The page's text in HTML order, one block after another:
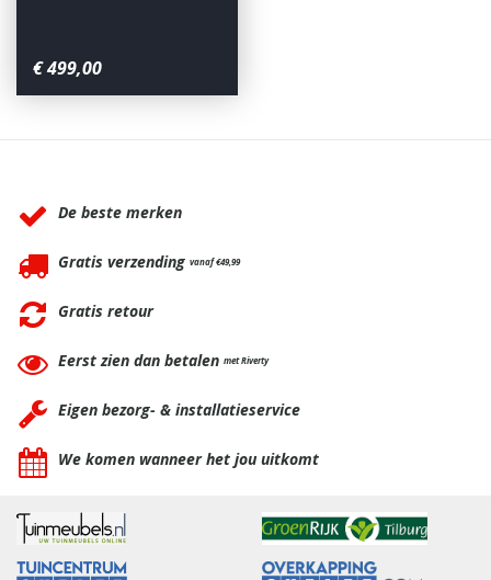
€499,00
De beste merken
Gratis verzending vanaf €49,99
Gratis retour
Eerst zien dan betalen met Riverty
Eigen bezorg- & installatieservice
We komen wanneer het jou uitkomt